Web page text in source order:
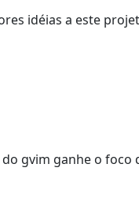
idéias a este
gvim ganhe o